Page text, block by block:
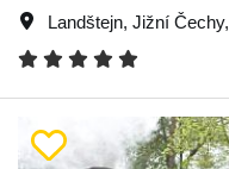
Landštejn, Jižní Čechy,